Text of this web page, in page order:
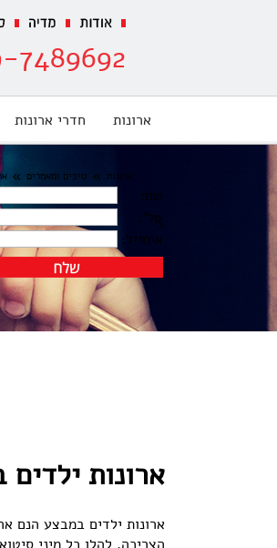
שם:
טל':
אימייל:
ארונות חדרי ארונות
ארונות » טיפים ומאמרים »
7489692
<
ארונות
ארונות ילדים במבצע הנם